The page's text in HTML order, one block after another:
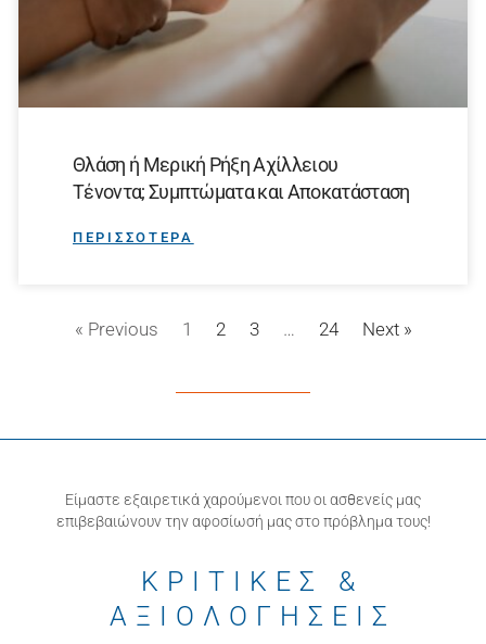
Θλάση ή Μερική Ρήξη Αχίλλειου
Τένοντα; Συμπτώματα και Αποκατάσταση
ΠΕΡΙΣΣΟΤΕΡΑ
« Previous 1 2 3 … 24 Next »
Είμαστε εξαιρετικά χαρούμενοι που οι ασθενείς μας
επιβεβαιώνουν την αφοσίωσή μας στο πρόβλημα τους!
ΚΡΙΤΙΚΕΣ &
ΑΞΙΟΛΟΓΗΣΕΙΣ